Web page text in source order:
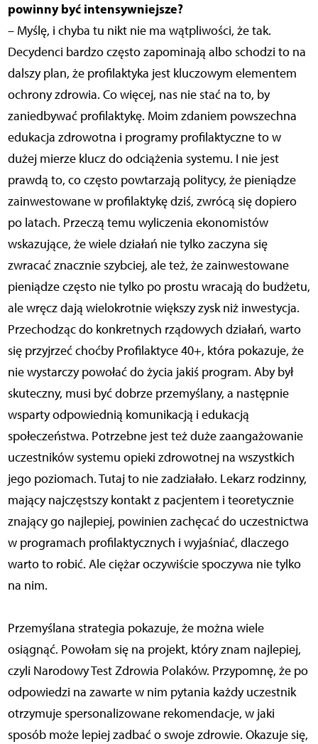
powinny być intensywniejsze?
– Myślę, i chyba tu nikt nie ma wątpliwości, że tak.
Decydenci bardzo często zapominają albo schodzi to na
dalszy plan, że profilaktyka jest kluczowym elementem
ochrony zdrowia. Co więcej, nas nie stać na to, by
zaniedbywać profilaktykę. Moim zdaniem powszechna
edukacja zdrowotna i programy profilaktyczne to w
dużej mierze klucz do odciążenia systemu. I nie jest
prawdą to, co często powtarzają politycy, że pieniądze
zainwestowane w profilaktykę dziś, zwrócą się dopiero
po latach. Przeczą temu wyliczenia ekonomistów
wskazujące, że wiele działań nie tylko zaczyna się
zwracać znacznie szybciej, ale też, że zainwestowane
pieniądze często nie tylko po prostu wracają do budżetu,
ale wręcz dają wielokrotnie większy zysk niż inwestycja.
Przechodząc do konkretnych rządowych działań, warto
się przyjrzeć choćby Profilaktyce 40+, która pokazuje, że
nie wystarczy powołać do życia jakiś program. Aby był
skuteczny, musi być dobrze przemyślany, a następnie
wsparty odpowiednią komunikacją i edukacją
społeczeństwa. Potrzebne jest też duże zaangażowanie
uczestników systemu opieki zdrowotnej na wszystkich
jego poziomach. Tutaj to nie zadziałało. Lekarz rodzinny,
mający najczęstszy kontakt z pacjentem i teoretycznie
znający go najlepiej, powinien zachęcać do uczestnictwa
w programach profilaktycznych i wyjaśniać, dlaczego
warto to robić. Ale ciężar oczywiście spoczywa nie tylko
na nim.
Przemyślana strategia pokazuje, że można wiele
osiągnąć. Powołam się na projekt, który znam najlepiej,
czyli Narodowy Test Zdrowia Polaków. Przypomnę, że po
odpowiedzi na zawarte w nim pytania każdy uczestnik
otrzymuje spersonalizowane rekomendacje, w jaki
sposób może lepiej zadbać o swoje zdrowie. Okazuje się,